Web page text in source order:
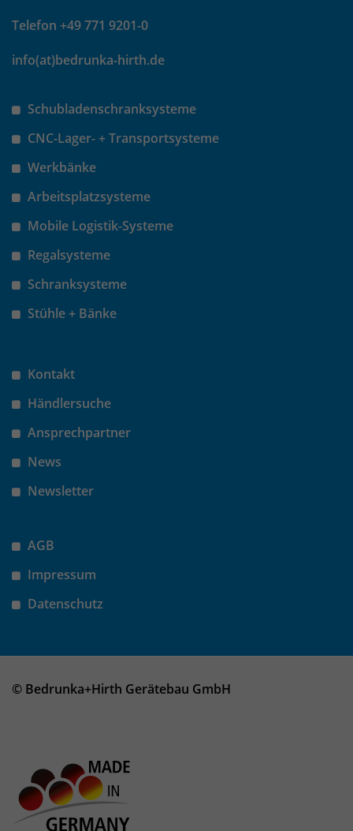
Telefon +49 771 9201-0
info(at)bedrunka-hirth.de
Schubladenschranksysteme
CNC-Lager- + Transportsysteme
Werkbänke
Arbeitsplatzsysteme
Mobile Logistik-Systeme
Regalsysteme
Schranksysteme
Stühle + Bänke
Kontakt
Händlersuche
Ansprechpartner
News
Newsletter
AGB
Impressum
Datenschutz
© Bedrunka+Hirth Gerätebau GmbH